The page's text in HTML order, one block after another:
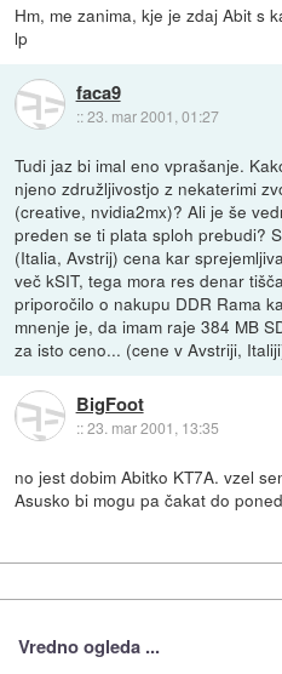
Hm, me zanima, kje je zdaj Abit s
lp
faca9
::23. mar 2001, 01:27
Tudi jaz bi imal eno vprašanje.
njeno združljivostjo z nekaterimi
(creative, nvidia2mx)? Ali je še
preden se ti plata sploh prebudi?
(Italia, Avstrij) cena kar
več kSIT, tega mora res denar
priporočilo o nakupu DDR Rama
mnenje je, da imam raje 384 MB
za isto ceno... (cene v Avstriji,
BigFoot
::23. mar 2001, 13:35
no jest dobim Abitko KT7A. vzel
Asusko bi mogu pa čakat do
Vredno ogleda ...